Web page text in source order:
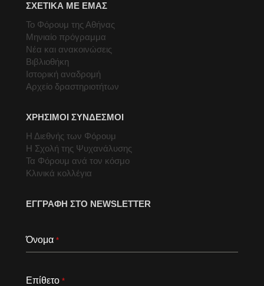
ΣΧΕΤΙΚΑ ΜΕ ΕΜΑΣ
Το Φόρουμ της Αθήνας
Μηνιαίο πρόγραμμα
Νέα και ανακοινώσεις
Βιβλιοθήκη
Ιστορική αναδρομή
Αρχείο δραστηριοτήτων
ΧΡΗΣΙΜΟΙ ΣΥΝΔΕΣΜΟΙ
Η Διεθνής των Φόρουμ
Η Σχολή της Ψυχανάλυσης
Τα Φόρουμ ανά τον κόσμο
Κλινικά κολλέγια
ΕΓΓΡΑΦΗ ΣΤΟ NEWSLETTER
Όνομα *
Επίθετο *